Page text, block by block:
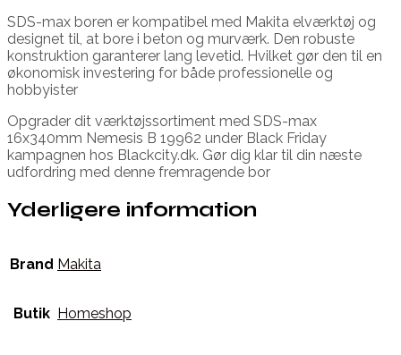
SDS-max boren er kompatibel med Makita elværktøj og
designet til, at bore i beton og murværk. Den robuste
konstruktion garanterer lang levetid. Hvilket gør den til en
økonomisk investering for både professionelle og
hobbyister
Opgrader dit værktøjssortiment med SDS-max
16x340mm Nemesis B 19962 under Black Friday
kampagnen hos Blackcity.dk. Gør dig klar til din næste
udfordring med denne fremragende bor
Yderligere information
Brand Makita
Butik Homeshop